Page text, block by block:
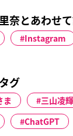
奈とあわせ
Instagram
グ
ま 三山凌輝
ChatGPT